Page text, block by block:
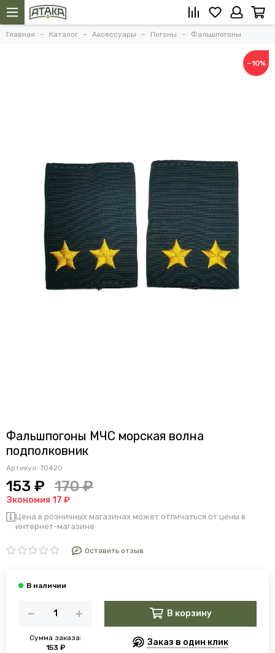
Главная Каталог Аксессуары Погоны Фальшпогоны
−10%
Фальшпогоны МЧС морская волна
подполковник
Артикул: 70420
153 ₽ 170 ₽
Экономия 17 ₽
Цена в розничных магазинах может отличаться от цены в
интернет-магазине
Оставить отзыв
Сумма заказа:
153 ₽
В корзину
Заказ в один клик